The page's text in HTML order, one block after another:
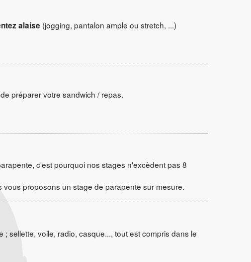
alaise (jogging, pantalon ample ou stretch, ...)
préparer votre sandwich / repas.
c'est pourquoi nos stages n'excèdent pas 8
proposons un stage de parapente sur mesure.
sellette, voile, radio, casque..., tout est compris dans le